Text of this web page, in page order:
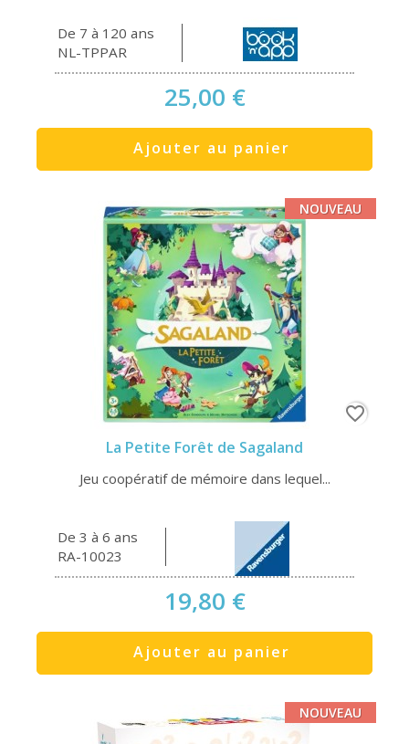
De 7 à 120 ans
NL-TPPAR
25,00 €
Ajouter au panier
La Petite Forêt de Sagaland
Jeu coopératif de mémoire dans lequel...
De 3 à 6 ans
RA-10023
19,80 €
Ajouter au panier
NOUVEAU
favorite_border
NOUVEAU